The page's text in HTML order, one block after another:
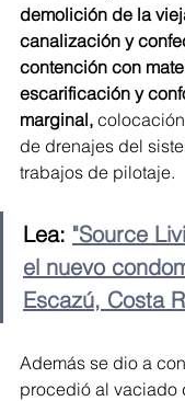
demolición de la
canalización y
contención con
escarificación y
marginal,
de drenajes del
trabajos de pilotaje.
Lea: "Source
el nuevo
Escazú, Costa
Además se dio a
procedió al vaciado